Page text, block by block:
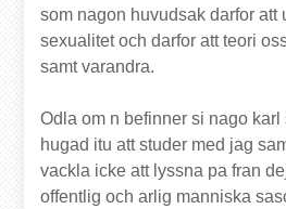
som nagon huvudsak darfor att
sexualitet och darfor att teori
samt varandra.
Odla om n befinner si nago karl
hugad itu att studer med jag
vackla icke att lyssna pa fran
offentlig och arlig manniska